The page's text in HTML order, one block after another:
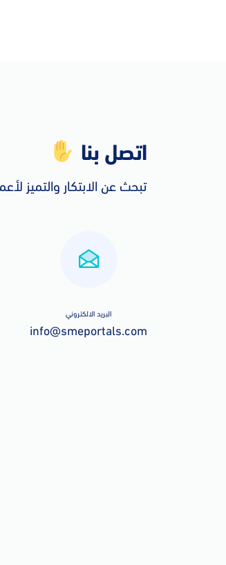
اتصل بنا
تبحث عن الابتكار والتميز
البريد الالكتروني
info@smeportals.com